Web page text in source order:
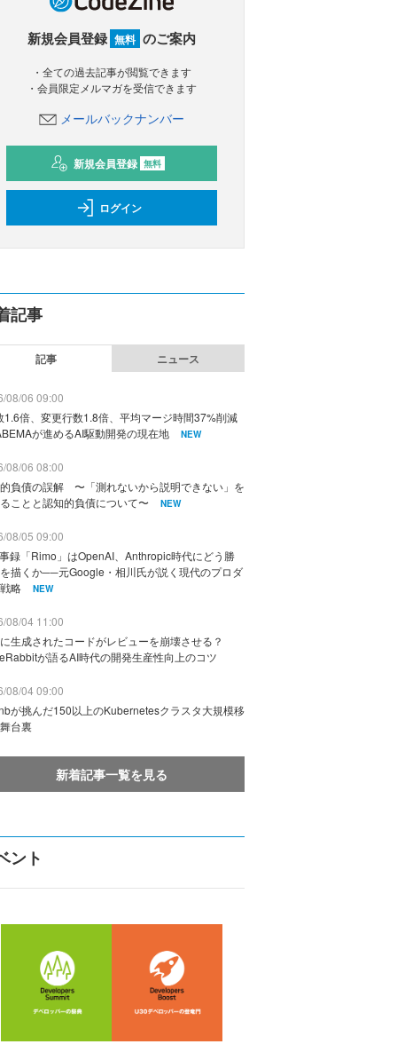
新規会員登録 無料 のご案内
・全ての過去記事が閲覧できます
・会員限定メルマガを受信できます
メールバックナンバー
新規会員登録 無料
ログイン
記事
記事 ニュース
08/06 09:00
1.6倍、変更行数1.8倍、平均マージ時間37%削減
が進めるAI駆動開発の現在地
NEW
08/06 08:00
負債の誤解 〜「測れないから説明できない」を
ことと認知的負債について〜
NEW
08/05 09:00
録「Rimo」はOpenAI、Anthropic時代にどう勝
描くか──元Google・相川氏が説く現代のプロダ
略
NEW
08/04 11:00
生成されたコードがレビューを崩壊させる？
が語るAI時代の開発生産性向上のコツ
08/04 09:00
が挑んだ150以上のKubernetesクラスタ大規模移
台裏
新着記事一覧を見る
ント